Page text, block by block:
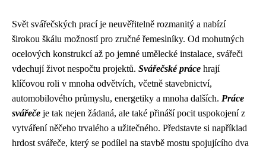
Svět svářečských prací je neuvěřitelně rozmanitý a nabízí
širokou škálu možností pro zručné řemeslníky. Od mohutných
ocelových konstrukcí až po jemné umělecké instalace, svářeči
vdechují život nespočtu projektů. Svářečské práce hrají
klíčovou roli v mnoha odvětvích, včetně stavebnictví,
automobilového průmyslu, energetiky a mnoha dalších. Práce
svářeče je tak nejen žádaná, ale také přináší pocit uspokojení z
vytváření něčeho trvalého a užitečného. Představte si například
hrdost svářeče, který se podílel na stavbě mostu spojujícího dva